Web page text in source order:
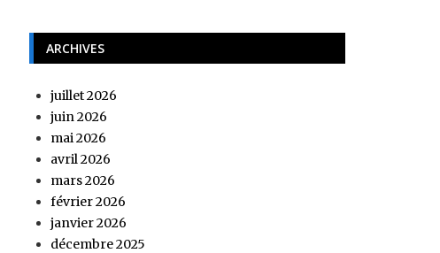
ARCHIVES
juillet 2026
juin 2026
mai 2026
avril 2026
mars 2026
février 2026
janvier 2026
décembre 2025